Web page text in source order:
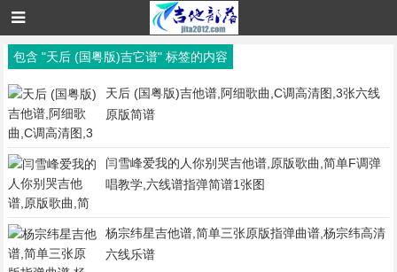
包含 "天后 (国粤版)吉它谱" 标签的内容
天后 (国粤版)吉他谱,阿细歌曲,C调高清图,3张六线
原版简谱
闫雪峰爱我的人你别哭吉他谱,原版歌曲,简单F调弹
唱教学,六线谱指弹简谱1张图
杨宗纬星吉他谱,简单三张原版指弹曲谱,杨宗纬高清
六线乐谱